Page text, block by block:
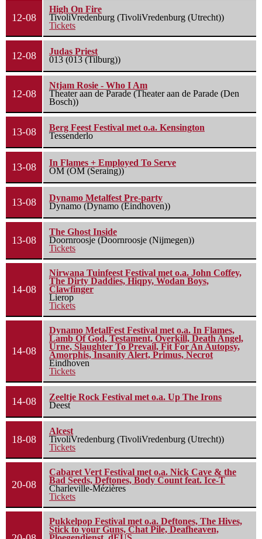
12-08
High On Fire
TivoliVredenburg (TivoliVredenburg (Utrecht))
Tickets
12-08
Judas Priest
013 (013 (Tilburg))
12-08
Ntjam Rosie - Who I Am
Theater aan de Parade (Theater aan de Parade (Den
Bosch))
13-08
Berg Feest Festival met o.a. Kensington
Tessenderlo
13-08
In Flames + Employed To Serve
OM (OM (Seraing))
13-08
Dynamo Metalfest Pre-party
Dynamo (Dynamo (Eindhoven))
13-08
The Ghost Inside
Doornroosje (Doornroosje (Nijmegen))
Tickets
14-08
Nirwana Tuinfeest Festival met o.a. John Coffey,
The Dirty Daddies, Hiqpy, Wodan Boys,
Clawfinger
Lierop
Tickets
14-08
Dynamo MetalFest Festival met o.a. In Flames,
Lamb Of God, Testament, Overkill, Death Angel,
Urne, Slaughter To Prevail, Fit For An Autopsy,
Amorphis, Insanity Alert, Primus, Necrot
Eindhoven
Tickets
14-08
Zeeltje Rock Festival met o.a. Up The Irons
Deest
18-08
Alcest
TivoliVredenburg (TivoliVredenburg (Utrecht))
Tickets
20-08
Cabaret Vert Festival met o.a. Nick Cave & the
Bad Seeds, Deftones, Body Count feat. Ice-T
Charleville-Mézières
Tickets
Pukkelpop Festival met o.a. Deftones, The Hives,
Stick to your Guns, Chat Pile, Deafheaven,